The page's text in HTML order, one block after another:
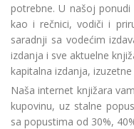
potrebne. U našoj
kao i rečnici, vodiči i
saradnji sa vodećim
izdanja i sve aktuelne
kapitalna izdanja,
Naša internet knjižara
kupovinu, uz stalne
sa popustima od 30%,